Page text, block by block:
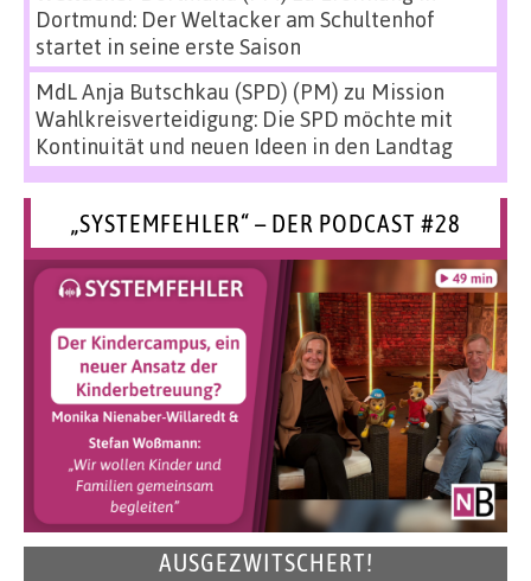
Dortmund: Der Weltacker am Schultenhof
startet in seine erste Saison
MdL Anja Butschkau (SPD) (PM) zu Mission
Wahlkreisverteidigung: Die SPD möchte mit
Kontinuität und neuen Ideen in den Landtag
„SYSTEMFEHLER“ – DER PODCAST #28
AUSGEZWITSCHERT!